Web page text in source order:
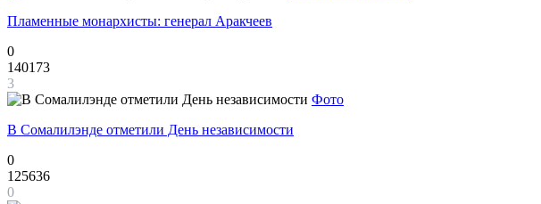
Пламенные монархисты: генерал Аракчеев
0
140173
3
Фото
В Сомалилэнде отметили День независимости
0
125636
0